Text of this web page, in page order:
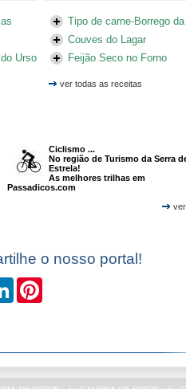
Urso
Tipo de carne-Borrego
Couves do Lagar
Feijão Seco no Forno
ver todas as receitas
Ciclismo ...
No região de Turismo da Serra
Estrela!
As melhores trilhas em
Passadicos.com
o nosso portal!
LinkedIn